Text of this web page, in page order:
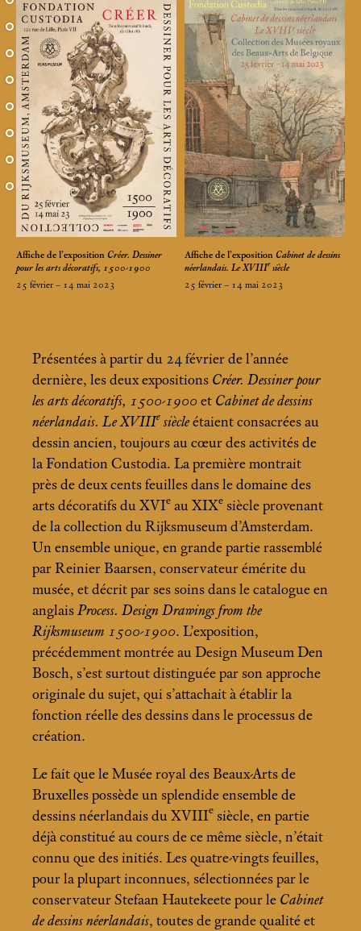
Affiche de l’exposition Créer. Dessiner
pour les arts décoratifs, 1500-1900
25 février – 14 mai 2023
Affiche de l’exposition Cabinet de dessins
néerlandais. Le XVIIIe siècle
25 février – 14 mai 2023
Présentées à partir du 24 février de l’année
dernière, les deux expositions Créer. Dessiner pour
les arts décoratifs, 1500-1900 et Cabinet de dessins
néerlandais. Le XVIIIesiècleétaient consacrées au
dessin ancien, toujours au cœur des activités de
la Fondation Custodia. La première montrait
près de deux cents feuilles dans le domaine des
arts décoratifs du XVIe au XIXe siècle provenant
de la collection du Rijksmuseum d’Amsterdam.
Un ensemble unique, en grande partie rassemblé
par Reinier Baarsen, conservateur émérite du
musée, et décrit par ses soins dans le catalogue en
anglais Process. Design Drawings from the
Rijksmuseum 1500-1900. L’exposition,
précédemment montrée au Design Museum Den
Bosch, s’est surtout distinguée par son approche
originale du sujet, qui s’attachait à établir la
fonction réelle des dessins dans le processus de
création.
Le fait que le Musée royal des Beaux-Arts de
Bruxelles possède un splendide ensemble de
dessins néerlandais du XVIIIe siècle, en partie
déjà constitué au cours de ce même siècle, n’était
connu que des initiés. Les quatre-vingts feuilles,
pour la plupart inconnues, sélectionnées par le
conservateur Stefaan Hautekeete pour le Cabinet
de dessins néerlandais, toutes de grande qualité et